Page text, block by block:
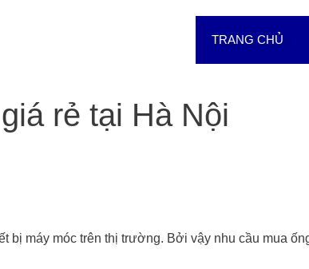
TRANG CHỦ
rẻ tại Hà Nội
máy móc trên thị trường. Bởi vậy nhu cầu mua